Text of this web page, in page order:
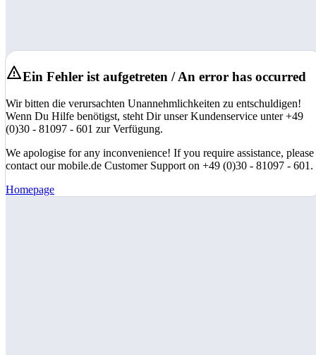
Ein Fehler ist aufgetreten / An error has occurred
Wir bitten die verursachten Unannehmlichkeiten zu entschuldigen!
Wenn Du Hilfe benötigst, steht Dir unser Kundenservice unter +49
(0)30 - 81097 - 601 zur Verfügung.
We apologise for any inconvenience! If you require assistance, please
contact our mobile.de Customer Support on +49 (0)30 - 81097 - 601.
Homepage